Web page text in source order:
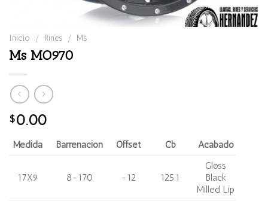
Inicio / Rines / Ms
Ms MO970
$0.00
Medida Barrenación Offset Cb Acabado
17X9 8-170 -12 125.1
Gloss
Black
Milled Lip